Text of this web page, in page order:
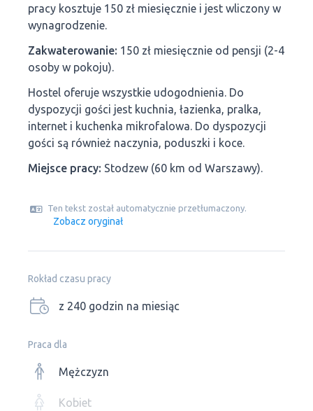
pracy kosztuje 150 zł miesięcznie i jest wliczony w
wynagrodzenie.
Zakwaterowanie: 150 zł miesięcznie od pensji (2-4
osoby w pokoju).
Hostel oferuje wszystkie udogodnienia. Do
dyspozycji gości jest kuchnia, łazienka, pralka,
internet i kuchenka mikrofalowa. Do dyspozycji
gości są również naczynia, poduszki i koce.
Miejsce pracy: Stodzew (60 km od Warszawy).
Ten tekst został automatycznie przetłumaczony.
Zobacz oryginał
Rokład czasu pracy
z 240 godzin na miesiąc
Praca dla
Mężczyzn
Kobiet